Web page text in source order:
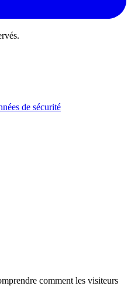
de sécurité
comment les visiteurs